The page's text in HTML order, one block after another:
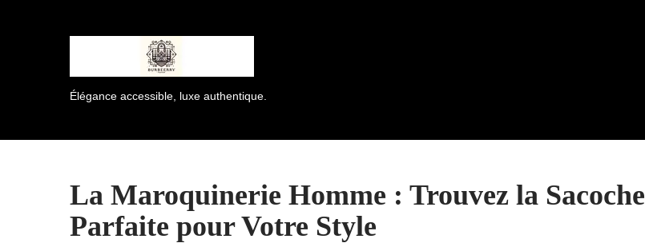
Élégance accessible, luxe authentique.
La Maroquinerie Homme : Trouvez la Sacoche
Parfaite pour Votre Style